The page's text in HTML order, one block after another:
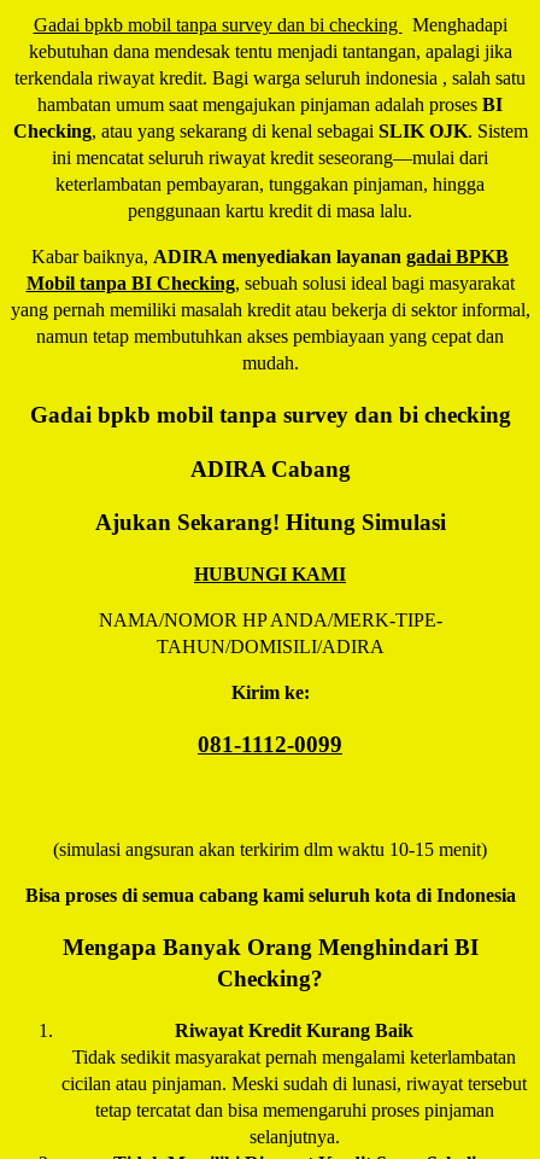
Gadai bpkb mobil tanpa survey dan bi checking
Menghadapi
kebutuhan dana mendesak tentu menjadi tantangan, apalagi jika
terkendala riwayat kredit. Bagi warga seluruh indonesia , salah satu
hambatan umum saat mengajukan pinjaman adalah proses BI
Checking, atau yang sekarang di kenal sebagai SLIK OJK. Sistem
ini mencatat seluruh riwayat kredit seseorang—mulai dari
keterlambatan pembayaran, tunggakan pinjaman, hingga
penggunaan kartu kredit di masa lalu.
Kabar baiknya, ADIRA menyediakan layanan gadai BPKB
Mobil tanpa BI Checking, sebuah solusi ideal bagi masyarakat
yang pernah memiliki masalah kredit atau bekerja di sektor informal,
namun tetap membutuhkan akses pembiayaan yang cepat dan
mudah.
Gadai bpkb mobil tanpa survey dan bi checking
ADIRA Cabang
Ajukan Sekarang! Hitung Simulasi
HUBUNGI KAMI
NAMA/NOMOR HP ANDA/MERK-TIPE-
TAHUN/DOMISILI/ADIRA
Kirim ke:
081-1112-0099
(simulasi angsuran akan terkirim dlm waktu 10-15 menit)
Bisa proses di semua cabang kami seluruh kota di Indonesia
Mengapa Banyak Orang Menghindari BI
Checking?
Riwayat Kredit Kurang Baik
Tidak sedikit masyarakat pernah mengalami keterlambatan
cicilan atau pinjaman. Meski sudah di lunasi, riwayat tersebut
tetap tercatat dan bisa memengaruhi proses pinjaman
selanjutnya.